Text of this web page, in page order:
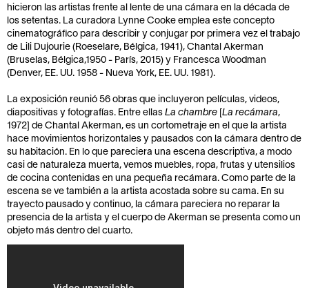
hicieron las artistas frente al lente de una cámara en la década de
los setentas. La curadora Lynne Cooke emplea este concepto
cinematográfico para describir y conjugar por primera vez el trabajo
de Lili Dujourie (Roeselare, Bélgica, 1941), Chantal Akerman
(Bruselas, Bélgica,1950 - París, 2015)​ y Francesca Woodman
(Denver, EE. UU. 1958 - Nueva York, EE. UU. 1981).
La exposición reunió 56 obras que incluyeron películas, videos,
diapositivas y fotografías. Entre ellas La chambre La recámara,
1972] de Chantal Akerman, es un cortometraje en el que la artista
hace movimientos horizontales y pausados con la cámara dentro de
su habitación. En lo que pareciera una escena descriptiva, a modo
casi de naturaleza muerta, vemos muebles, ropa, frutas y utensilios
de cocina contenidas en una pequeña recámara. Como parte de la
escena se ve también a la artista acostada sobre su cama. En su
trayecto pausado y continuo, la cámara pareciera no reparar la
presencia de la artista y el cuerpo de Akerman se presenta como un
objeto más dentro del cuarto.